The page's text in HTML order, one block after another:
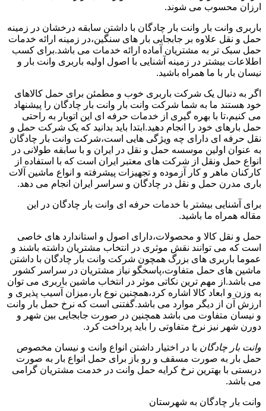
ارزان محسوب می شوند.
باربری وانت بار وانت بار چادگان با داشتن سابقه درخشان در زمینه
حمل و نقل علاوه بر جابجایی بار های سنگین،در زمینه ارائه خدمات
حمل سبک تر به مشتریان آماده ارائه خدمات می باشد.برای کسب
اطلاعات بیشتر در زمینه آشنایی با اصول اولیه باربری وانت بار و
نیسان بار با ما همراه باشید.
اگر به دنبال یک شرکت باربری خوب و مطمئن برای حمل کالاهای
خود هستند ما به شما شرکت وانت بار وانت بار چادگان را پیشنهاد
می کنیم،تا با بهره گیری از خدمات حرفه ای این اتوبار به راحتی
حمل بارهای خود را انجام دهید.ابتدا باید بدانید که یک شرکت حمل و
نقل حرفه ای دارای چه ویژگی هایی است،شرکت وانت بار چادگان
به عنوان اولین موسسه حمل و نقل در ایران و با سابقه طولانی در
انواع حمل ونقل از شرکت های معتبر ایران است که با استفاده از
کارکنان ماهر و کار آزموده و تجهیزات پیشرفته و انواع ماشین آلات
باری مدرن حمل و نقل در چادگان و سراسر ایران انجام می دهد.
برای آشنایی بیشتر با خدمات حرفه ای وانت بار چادگان در این
مقاله همراه ما باشید.
حمل و نقل کالا و محصولات،دارای اصول و استاندارد های خاصی
است که می توانند نقش موثری در انتخاب مشتریان داشته باشند و
عموما باربری های بزرگ همچون شرکت وانت بار چادگان با داشتن
ماشین های حمل متفاوت،پاسخگو نیاز مشتریان در سراسر کشور
می باشد.از مهم ترین نکاتی موثر در انتخاب ماشین باربری می توان
به وزن و ابعاد کالا اشاره کرد،همچنین نوع بار،میزان آسیب پذیری و
ارزش آن از دیگر موارد می باشد.گفتنی است که نرخ حمل بار وانت
و نیسان متفاوت می باشد همچنین در صورت جابجایی بین شهر و
دورن شهر نیز نرخ متفاوتی را باید پرداخت کرد.
وانت بار چادگان با در اختیار داشتن انواع وانت و نیسان مخصوص
حمل بار به صورت مسقف و رو باز برای حمل انواع بار به صورت
دربستی با بهترین نرخ کرایه حمل وانت در خدمت مشتریان گرامی
می باشد.
وانت بار چادگان به شهرستان